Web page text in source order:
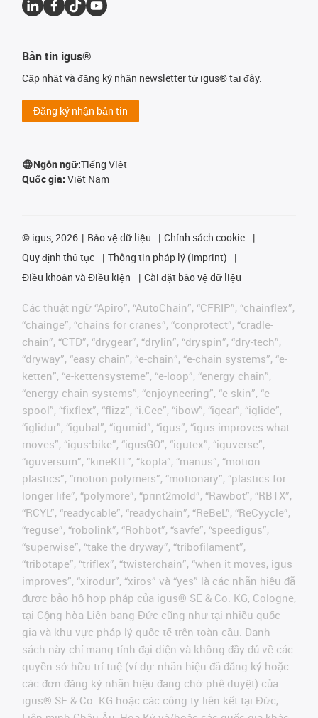
Bản tin igus®
Cập nhật và đăng ký nhận newsletter từ igus® tại đây.
Đăng ký nhận bản tin
Ngôn ngữ:Tiếng Việt
Quốc gia: Việt Nam
© igus, 2026 Bảo vệ dữ liệu
Chính sách cookie
Quy định thủ tục
Thông tin pháp lý (Imprint)
Điều khoản và Điều kiện
Cài đặt bảo vệ dữ liệu
Các thuật ngữ “Apiro”, “AutoChain”, “CFRIP”, “chainflex”,
“chainge”, “chains for cranes”, “conprotect”, “cradle-
chain”, “CTD”, “drygear”, “drylin”, “dryspin”, “dry-tech”,
“dryway”, “easy chain”, “e-chain”, “e-chain systems”, “e-
ketten”, “e-kettensysteme”, “e-loop”, “energy chain”,
“energy chain systems”, “enjoyneering”, “e-skin”, “e-
spool”, “fixflex”, “flizz”, “i.Cee”, “ibow”, “igear”, “iglide”,
“iglidur”, “igubal”, “igumid”, “igus”, “igus improves what
moves”, “igus:bike”, “igusGO”, “igutex”, “iguverse”,
“iguversum”, “kineKIT”, “kopla”, “manus”, “motion
plastics”, “motion polymers”, “motionary”, “plastics for
longer life”, “polymore”, “print2mold”, “Rawbot”, “RBTX”,
“RCYL”, “readycable”, “readychain”, “ReBeL”, “ReCyycle”,
“reguse”, “robolink”, “Rohbot”, “savfe”, “speedigus”,
“superwise”, “take the dryway”, “tribofilament”,
“tribotape”, “triflex”, “twisterchain”, “when it moves, igus
improves”, “xirodur”, “xiros” và “yes” là các nhãn hiệu đã
được bảo hộ hợp pháp của igus® SE & Co. KG, Cologne,
tại Cộng hòa Liên bang Đức cũng như tại nhiều quốc
gia và khu vực pháp lý quốc tế trên toàn cầu. Danh
sách này chỉ mang tính đại diện và không đầy đủ về các
quyền sở hữu trí tuệ (ví dụ: nhãn hiệu đã đăng ký hoặc
các đơn đăng ký nhãn hiệu đang chờ phê duyệt) của
igus® SE & Co. KG hoặc các công ty liên kết tại Đức,